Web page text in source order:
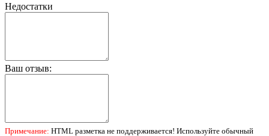
Недостатки
Ваш отзыв:
Примечание: HTML разметка не поддерживается! Используйте обычный